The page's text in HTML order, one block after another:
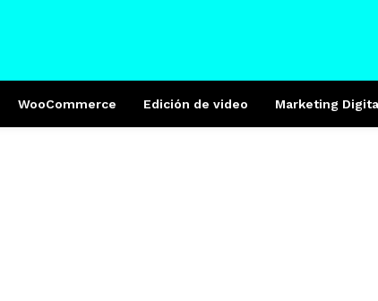
WooCommerce Edición de video Marketing